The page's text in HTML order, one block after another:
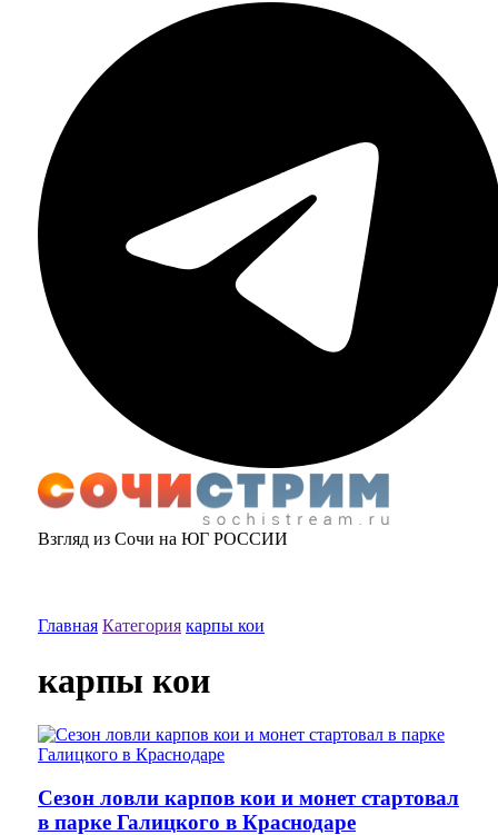
Взгляд из Сочи на ЮГ РОССИИ
Главная Категория карпы кои
карпы кои
Сезон ловли карпов кои и монет стартовал
в парке Галицкого в Краснодаре